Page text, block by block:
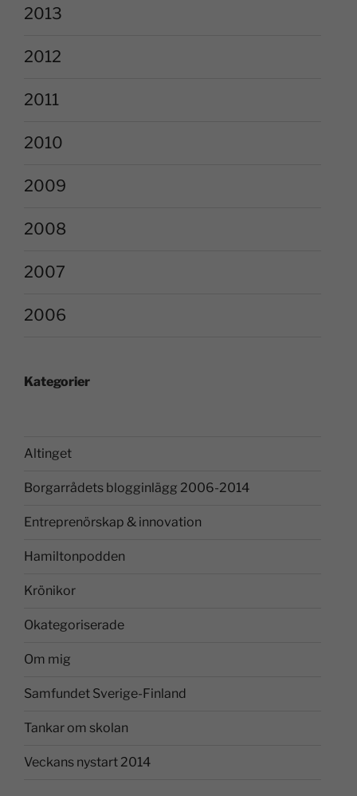
2013
2012
2011
2010
2009
2008
2007
2006
Kategorier
Altinget
Borgarrådets blogginlägg 2006-2014
Entreprenörskap & innovation
Hamiltonpodden
Krönikor
Okategoriserade
Om mig
Samfundet Sverige-Finland
Tankar om skolan
Veckans nystart 2014